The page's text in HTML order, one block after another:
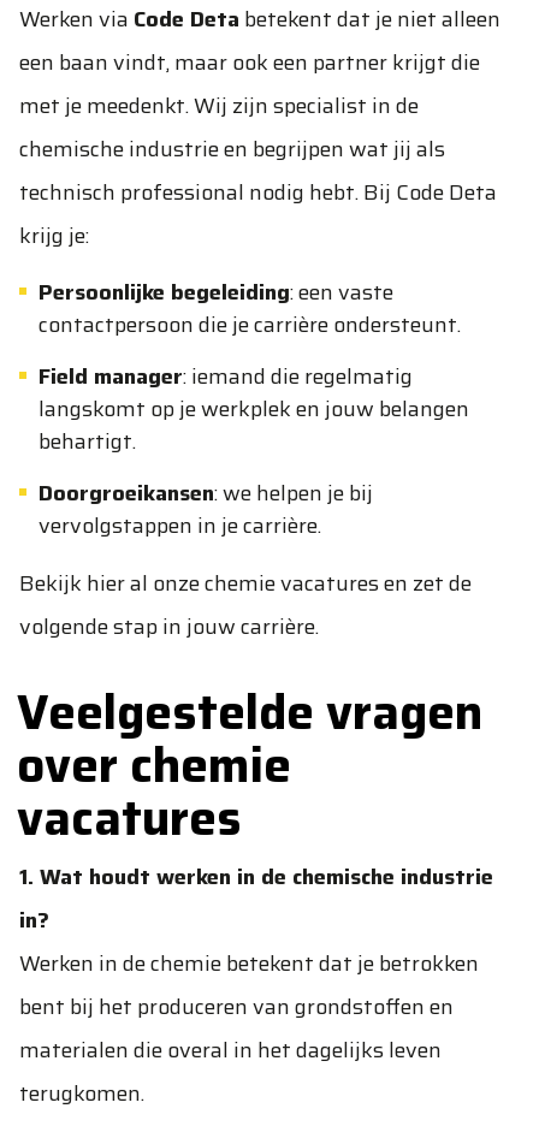
Werken via Code Deta betekent dat je niet alleen
een baan vindt, maar ook een partner krijgt die
met je meedenkt. Wij zijn specialist in de
chemische industrie en begrijpen wat jij als
technisch professional nodig hebt. Bij Code Deta
krijg je:
Persoonlijke begeleiding: een vaste
contactpersoon die je carrière ondersteunt.
Field manager: iemand die regelmatig
langskomt op je werkplek en jouw belangen
behartigt.
Doorgroeikansen: we helpen je bij
vervolgstappen in je carrière.
Bekijk hier al onze chemie vacatures en zet de
volgende stap in jouw carrière.
Veelgestelde vragen
over chemie
vacatures
1. Wat houdt werken in de chemische industrie
in?
Werken in de chemie betekent dat je betrokken
bent bij het produceren van grondstoffen en
materialen die overal in het dagelijks leven
terugkomen.